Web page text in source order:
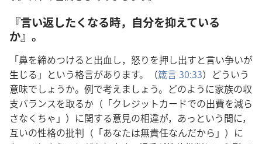
『言い返したくなる時，自分を抑えている
か』。
「鼻を締めつけると出血し，怒りを押し出すと言い争いが
生じる」という格言があります。（箴言 30:33）どういう
意味でしょうか。例で考えましょう。どのように家族の収
支バランスを取るか（「クレジットカードでの出費を減ら
さなくちゃ」）に関する意見の相違が，あっという間に，
互いの性格の批判（「あなたは無責任なんだから」）に